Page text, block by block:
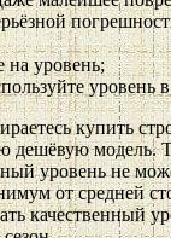
на уровень;
уровень
купить
дешёвую модель.
уровень не
от средней
качественный